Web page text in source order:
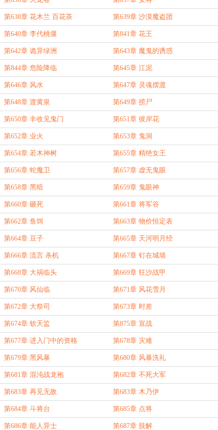
第638章 花木兰 百花茶 第639章 沙漠魔盗团
第640章 李代桃僵 第841章 花王
第642章 诡异绿洲 第643章 魔鬼的诱惑
第844章 危险降临 第645章 江泥
第646章 风水 第647章 灵魂摆渡
第648章 渡黄泉 第649章 捞尸
第650章 丰收见鬼门 第651章 彼岸花
第652章 业火 第653章 鬼洞
第654章 若木神树 第655章 精绝女王
第656章 蛇魔卫 第657章 虚无鬼眼
第658章 黑暗 第659章 鬼眼神
第660章 砸死 第661章 将军谷
第662章 鱼饵 第663章 物价恒定表
第664章 豆子 第665章 天河明月经
第666章 流言 杀机 第667章 钉在城墙
第668章 大祸临头 第669章 狂沙战甲
第670章 风仙临 第671章 风花雪月
第672章 大祭司 第673章 时差
第674章 钦天监 第875章 宣战
第677章 进入门中的资格 第678章 灾难
第679章 黑风暴 第680章 风暴洗礼
第681章 混沌战龙袍 第682章 不死大军
第683章 再见无敌 第683章 木乃伊
第684章 斗将台 第685章 点将
第686章 能人异士 第687章 肢解